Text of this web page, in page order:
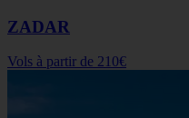
ZADAR
Vols à partir de 210€